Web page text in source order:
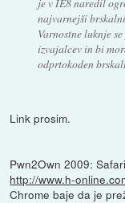
najvarnejši
Varnostne luknje
izvajalcev in bi
odprtokoden
Link prosim.
Pwn2Own 2009:
http://www.h-
Chrome baje da je